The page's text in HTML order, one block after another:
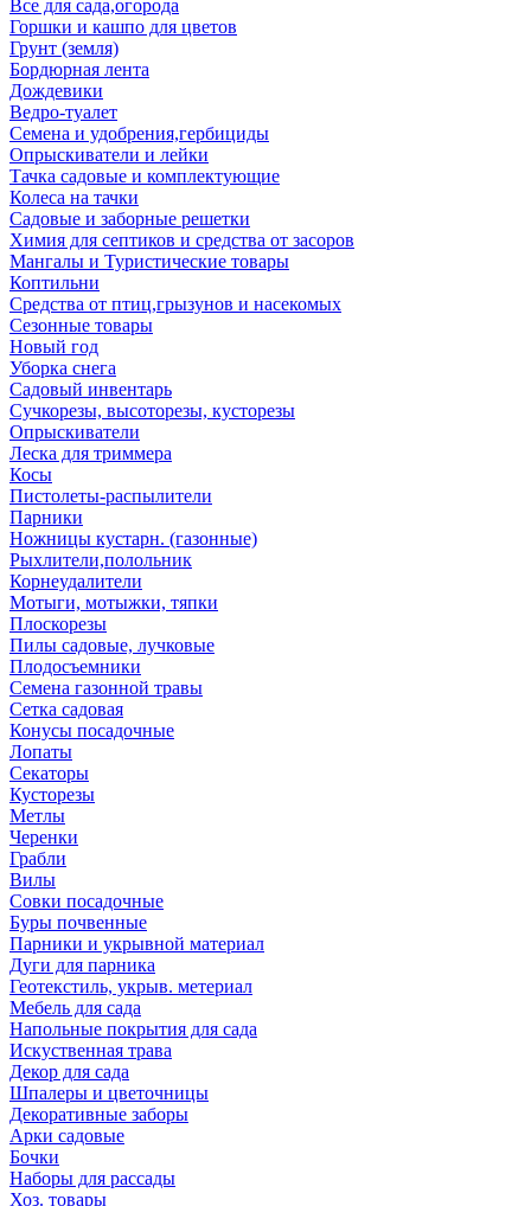
Все для сада,огорода
Горшки и кашпо для цветов
Грунт (земля)
Бордюрная лента
Дождевики
Ведро-туалет
Семена и удобрения,гербициды
Опрыскиватели и лейки
Тачка садовые и комплектующие
Колеса на тачки
Садовые и заборные решетки
Химия для септиков и средства от засоров
Мангалы и Туристические товары
Коптильни
Средства от птиц,грызунов и насекомых
Сезонные товары
Новый год
Уборка снега
Садовый инвентарь
Сучкорезы, высоторезы, кусторезы
Опрыскиватели
Леска для триммера
Косы
Пистолеты-распылители
Парники
Ножницы кустарн. (газонные)
Рыхлители,полольник
Корнеудалители
Мотыги, мотыжки, тяпки
Плоскорезы
Пилы садовые, лучковые
Плодосъемники
Семена газонной травы
Сетка садовая
Конусы посадочные
Лопаты
Секаторы
Кусторезы
Метлы
Черенки
Грабли
Вилы
Совки посадочные
Буры почвенные
Парники и укрывной материал
Дуги для парника
Геотекстиль, укрыв. метериал
Мебель для сада
Напольные покрытия для сада
Искуственная трава
Декор для сада
Шпалеры и цветочницы
Декоративные заборы
Арки садовые
Бочки
Наборы для рассады
Хоз. товары